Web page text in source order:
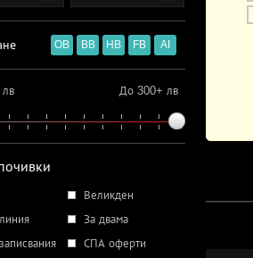
OB BB HB FB AI
До 300+ лв
Великден
За двама
СПА оферти